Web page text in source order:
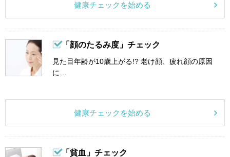
健康チェックを始める
「顔のたるみ度」チェック
見た目年齢が10歳上がる!? 老け顔、疲れ顔の原因
に…
健康チェックを始める
「貧血」チェック